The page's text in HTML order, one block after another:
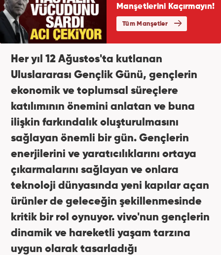
Her yıl 12 Ağustos'ta kutlanan
Uluslararası Gençlik Günü, gençlerin
ekonomik ve toplumsal süreçlere
katılımının önemini anlatan ve buna
ilişkin farkındalık oluşturulmasını
sağlayan önemli bir gün. Gençlerin
enerjilerini ve yaratıcılıklarını ortaya
çıkarmalarını sağlayan ve onlara
teknoloji dünyasında yeni kapılar açan
ürünler de geleceğin şekillenmesinde
kritik bir rol oynuyor. vivo'nun gençlerin
dinamik ve hareketli yaşam tarzına
uygun olarak tasarladığı